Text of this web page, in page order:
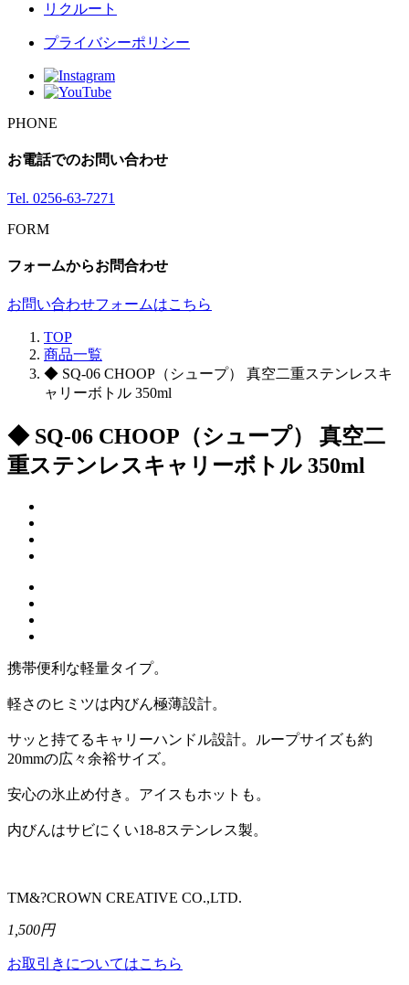
リクルート
プライバシーポリシー
PHONE
お電話でのお問い合わせ
Tel. 0256-63-7271
FORM
フォームからお問合わせ
お問い合わせフォームはこちら
TOP
商品一覧
◆ SQ-06 CHOOP（シュープ） 真空二重ステンレスキ
ャリーボトル 350ml
◆ SQ-06 CHOOP（シュープ） 真空二
重ステンレスキャリーボトル 350ml
携帯便利な軽量タイプ。
軽さのヒミツは内びん極薄設計。
サッと持てるキャリーハンドル設計。ループサイズも約
20mmの広々余裕サイズ。
安心の氷止め付き。アイスもホットも。
内びんはサビにくい18-8ステンレス製。
TM&?CROWN CREATIVE CO.,LTD.
1,500円
お取引きについてはこちら